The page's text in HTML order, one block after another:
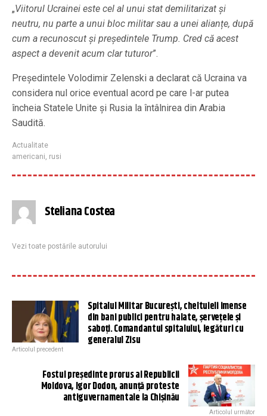
„Viitorul Ucrainei este cel al unui stat demilitarizat și
neutru, nu parte a unui bloc militar sau a unei alianțe, după
cum a recunoscut și președintele Trump. Cred că acest
aspect a devenit acum clar tuturor”.
Președintele Volodimir Zelenski a declarat că Ucraina va
considera nul orice eventual acord pe care l-ar putea
încheia Statele Unite și Rusia la întâlnirea din Arabia
Saudită.
Actualitate
americani, rusi
Steliana Costea
Vezi toate postările autorului
Spitalul Militar București, cheltuieli imense
din bani publici pentru halate, șervețele și
saboți. Comandantul spitalului, legături cu
generalul Zisu
Articolul precedent
Fostul președinte prorus al Republicii
Moldova, Igor Dodon, anunță proteste
antiguvernamentale la Chișinău
Articolul următor